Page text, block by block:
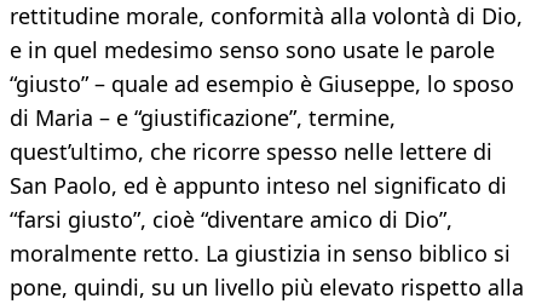
rettitudine morale, conformità alla volontà di Dio,
e in quel medesimo senso sono usate le parole
“giusto” – quale ad esempio è Giuseppe, lo sposo
di Maria – e “giustificazione”, termine,
quest’ultimo, che ricorre spesso nelle lettere di
San Paolo, ed è appunto inteso nel significato di
“farsi giusto”, cioè “diventare amico di Dio”,
moralmente retto. La giustizia in senso biblico si
pone, quindi, su un livello più elevato rispetto alla